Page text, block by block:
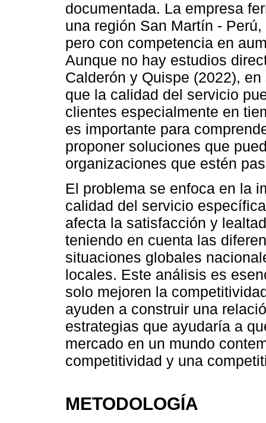
documentada. La empresa
una región San Martín -
pero con competencia en
Aunque no hay estudios
Calderón y Quispe (2022),
que la calidad del servicio
clientes especialmente en
es importante para
proponer soluciones que
organizaciones que estén
El problema se enfoca en la
calidad del servicio
afecta la satisfacción y
teniendo en cuenta las
situaciones globales
locales. Este análisis es
solo mejoren la
ayuden a construir una
estrategias que ayudaría a
mercado en un mundo
competitividad y una
METODOLOGÍA